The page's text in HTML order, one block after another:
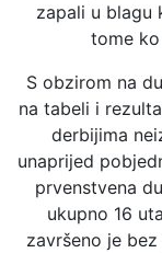
zapali u blagu
tome
S obzirom na
na tabeli i
derbijima
unaprijed
prvenstvena
ukupno 16
završeno je